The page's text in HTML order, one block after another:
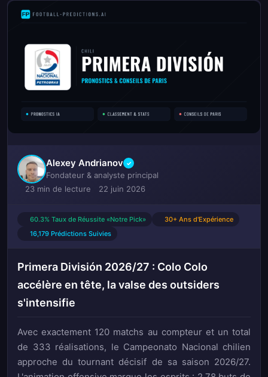
Alexey Andrianov ✓
Fondateur & analyste principal
23 min de lecture
22 juin 2026
60.3% Taux de Réussite «Notre Pick»
30+ Ans d'Expérience
16,179 Prédictions Suivies
Primera División 2026/27 : Colo Colo
accélère en tête, la valse des outsiders
s'intensifie
Avec exactement 120 matchs au compteur et un total
de 333 réalisations, le Campeonato Nacional chilien
approche du tournant décisif de sa saison 2026/27.